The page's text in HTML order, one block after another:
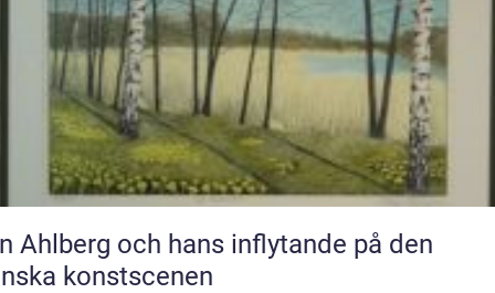
Ahlberg och hans inflytande på den
konstscenen